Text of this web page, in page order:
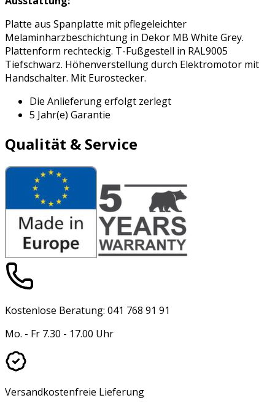
Platte aus Spanplatte mit pflegeleichter
Melaminharzbeschichtung in Dekor MB White Grey.
Plattenform rechteckig. T-Fußgestell in RAL9005
Tiefschwarz. Höhenverstellung durch Elektromotor mit
Handschalter. Mit Eurostecker.
Die Anlieferung erfolgt zerlegt
5 Jahr(e) Garantie
Qualität & Service
Kostenlose Beratung: 041 768 91 91
Mo. - Fr 7.30 - 17.00 Uhr
Versandkostenfreie Lieferung